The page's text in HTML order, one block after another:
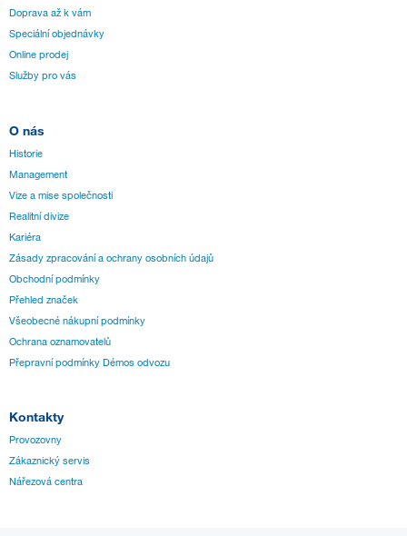
Doprava až k vám
Speciální objednávky
Online prodej
Služby pro vás
O nás
Historie
Management
Vize a mise společnosti
Realitní divize
Kariéra
Zásady zpracování a ochrany osobních údajů
Obchodní podmínky
Přehled značek
Všeobecné nákupní podmínky
Ochrana oznamovatelů
Přepravní podmínky Démos odvozu
Kontakty
Provozovny
Zákaznický servis
Nářezová centra